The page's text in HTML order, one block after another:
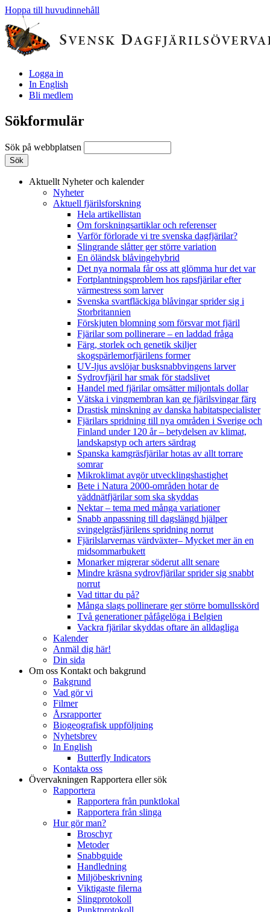
Hoppa till huvudinnehåll
Logga in
In English
Bli medlem
Sökformulär
Sök på webbplatsen
Aktuellt Nyheter och kalender
Nyheter
Aktuell fjärilsforskning
Hela artikellistan
Om forskningsartiklar och referenser
Varför förlorade vi tre svenska dagfjärilar?
Slingrande slåtter ger större variation
En öländsk blåvingehybrid
Det nya normala får oss att glömma hur det var
Fortplantningsproblem hos rapsfjärilar efter
värmestress som larver
Svenska svartfläckiga blåvingar sprider sig i
Storbritannien
Förskjuten blomning som försvar mot fjäril
Fjärilar som pollinerare – en laddad fråga
Färg, storlek och genetik skiljer
skogspärlemorfjärilens former
UV-ljus avslöjar busksnabbvingens larver
Sydrovfjäril har smak för stadslivet
Handel med fjärilar omsätter miljontals dollar
Vätska i vingmembran kan ge fjärilsvingar färg
Drastisk minskning av danska habitatspecialister
Fjärilars spridning till nya områden i Sverige och
Finland under 120 år– betydelsen av klimat,
landskapstyp och arters särdrag
Spanska kamgräsfjärilar hotas av allt torrare
somrar
Mikroklimat avgör utvecklingshastighet
Bete i Natura 2000-områden hotar de
väddnätfjärilar som ska skyddas
Nektar – tema med många variationer
Snabb anpassning till dagslängd hjälper
svingelgräsfjärilens spridning norrut
Fjärilslarvernas värdväxter– Mycket mer än en
midsommarbukett
Monarker migrerar söderut allt senare
Mindre kräsna sydrovfjärilar sprider sig snabbt
norrut
Vad tittar du på?
Många slags pollinerare ger större bomullsskörd
Två generationer påfågelöga i Belgien
Vackra fjärilar skyddas oftare än alldagliga
Kalender
Anmäl dig här!
Din sida
Om oss Kontakt och bakgrund
Bakgrund
Vad gör vi
Filmer
Årsrapporter
Biogeografisk uppföljning
Nyhetsbrev
In English
Butterfly Indicators
Kontakta oss
Övervakningen Rapportera eller sök
Rapportera
Rapportera från punktlokal
Rapportera från slinga
Hur gör man?
Broschyr
Metoder
Snabbguide
Handledning
Miljöbeskrivning
Viktigaste filerna
Slingprotokoll
Punktprotokoll